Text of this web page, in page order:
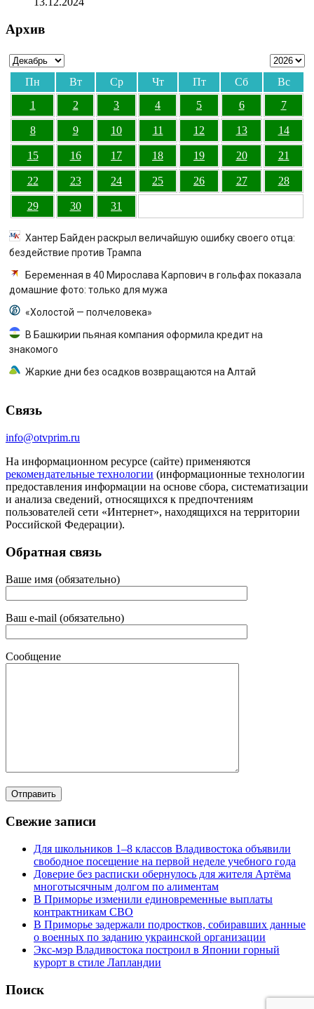
Архив
Пн Вт Ср Чт Пт Сб
Вс
1
2 3 4 5 6 7
8 9 10 11 12 13 14
15 16 17 18 19 20 21
22 23 24 25 26 27 28
29 30 31
Хантер Байден раскрыл величайшую ошибку своего отца:
бездействие против Трампа
Беременная в 40 Мирослава Карпович в гольфах показала
домашние фото: только для мужа
«Холостой — полчеловека»
В Башкирии пьяная компания оформила кредит на
знакомого
Жаркие дни без осадков возвращаются на Алтай
Связь
info@otvprim.ru
На информационном ресурсе (сайте) применяются
рекомендательные технологии (информационные технологии
предоставления информации на основе сбора, систематизации
и анализа сведений, относящихся к предпочтениям
пользователей сети «Интернет», находящихся на территории
Российской Федерации).
Обратная связь
Ваше имя (обязательно)
Ваш e-mail (обязательно)
Сообщение
Свежие записи
Для школьников 1–8 классов Владивостока объявили
свободное посещение на первой неделе учебного года
Доверие без расписки обернулось для жителя Артёма
многотысячным долгом по алиментам
В Приморье изменили единовременные выплаты
контрактникам СВО
В Приморье задержали подростков, собиравших данные
о военных по заданию украинской организации
Экс-мэр Владивостока построил в Японии горный
курорт в стиле Лапландии
Поиск